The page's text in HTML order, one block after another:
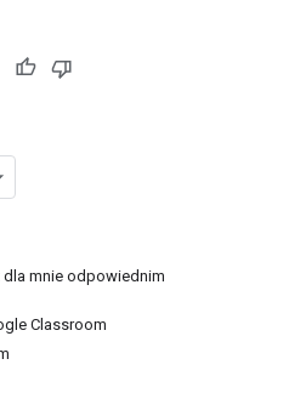
dla mnie odpowiednim
Classroom